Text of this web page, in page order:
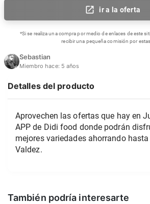
ir a la oferta
*Si se realiza una compra por medio de enlaces de este
recibir una pequeña comisión por
Sebastian
Miembro hace: 5 años
Detalles del producto
Aprovechen las ofertas que hay en
APP de Didi food donde podrán
mejores variedades ahorrando
Valdez.
También podría interesarte